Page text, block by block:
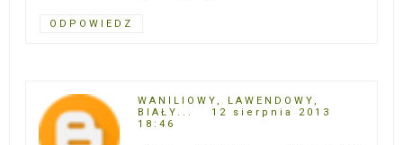
ODPOWIEDZ
WANILIOWY, LAWENDOWY,
BIAŁY...
12 sierpnia 2013
18:46